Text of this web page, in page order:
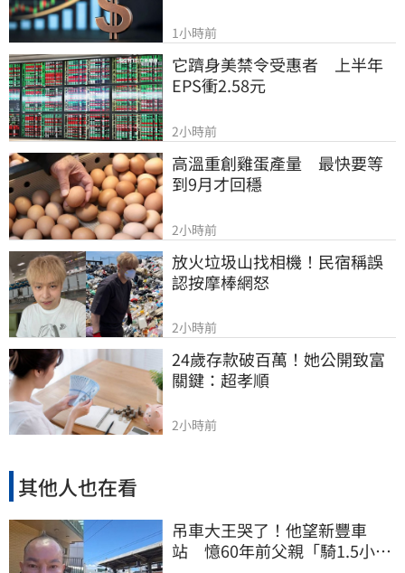
1小時前
它躋身美禁令受惠者　上半年
EPS衝2.58元
2小時前
高溫重創雞蛋產量　最快要等
到9月才回穩
2小時前
放火垃圾山找相機！民宿稱誤
認按摩棒網怒
2小時前
24歲存款破百萬！她公開致富
關鍵：超孝順
2小時前
其他人也在看
吊車大王哭了！他望新豐車
站 憶60年前父親「騎1.5小時